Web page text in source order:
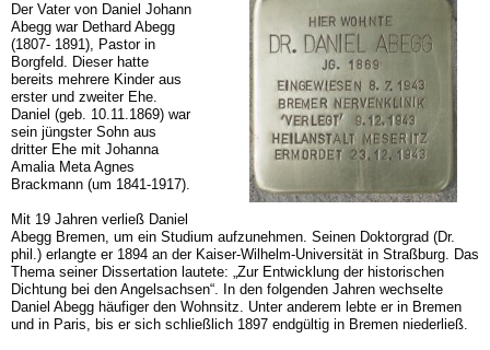
Der Vater von Daniel Johann
Abegg war Dethard Abegg
(1807- 1891), Pastor in
Borgfeld. Dieser hatte
bereits mehrere Kinder aus
erster und zweiter Ehe.
Daniel (geb. 10.11.1869) war
sein jüngster Sohn aus
dritter Ehe mit Johanna
Amalia Meta Agnes
Brackmann (um 1841-1917).
Mit 19 Jahren verließ Daniel
Abegg Bremen, um ein Studium aufzunehmen. Seinen Doktorgrad (Dr.
phil.) erlangte er 1894 an der Kaiser-Wilhelm-Universität in Straßburg. Das
Thema seiner Dissertation lautete: „Zur Entwicklung der historischen
Dichtung bei den Angelsachsen“. In den folgenden Jahren wechselte
Daniel Abegg häufiger den Wohnsitz. Unter anderem lebte er in Bremen
und in Paris, bis er sich schließlich 1897 endgültig in Bremen niederließ.